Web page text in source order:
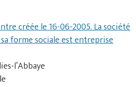
créée le 16-06-2005. La société
forme sociale est entreprise
l’Abbaye